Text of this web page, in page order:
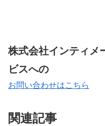
株式会社インティメ
ビスへの
お問い合わせはこちら
関連記事